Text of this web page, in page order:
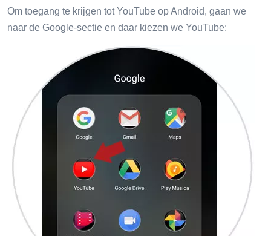
Om toegang te krijgen tot YouTube op Android, gaan we
naar de Google-sectie en daar kiezen we YouTube: